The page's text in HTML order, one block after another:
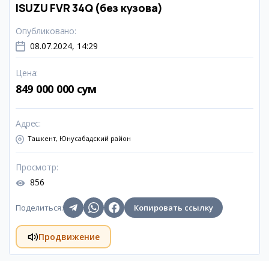
ISUZU FVR 34Q (без кузова)
Опубликовано:
08.07.2024, 14:29
Цена:
849 000 000 сум
Адрес:
Ташкент, Юнусабадский район
Просмотр:
856
Поделиться: Копировать ссылку
Продвижение